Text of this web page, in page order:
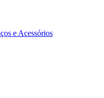
e Acessórios